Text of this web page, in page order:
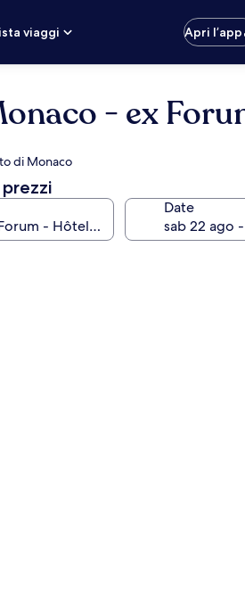
viaggi
Apri l’app
- ex
di Monaco
Date